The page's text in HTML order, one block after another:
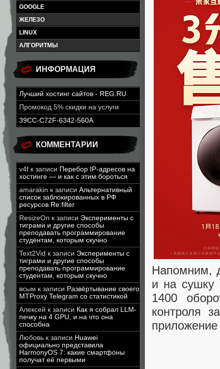
GOOGLE
ЖЕЛЕЗО
LINUX
АЛГОРИТМЫ
ИНФОРМАЦИЯ
Лучший хостинг сайтов - REG.RU
Промокод 5% скидки на услуги
39CC-C72F-6342-560A
КОММЕНТАРИИ
v4f к записи Перебор IP-адресов на
хостинге — и как с этим бороться
amarakin к записи Альтернативный
список заблокированных в РФ
ресурсов Re:filter
ResizeOn к записи Эксперименты с
тиграми и другие способы
преподавать программирование
студентам, которым скучно
Text2Vid к записи Эксперименты с
тиграми и другие способы
преподавать программирование
студентам, которым скучно
всым к записи Развёртывание своего
MTProxy Telegram со статистикой
Алексей к записи Как я собрал LLM-
печку на 4 GPU, и на что она
способна
Любовь к записи Huawei
официально представила
HarmonyOS 7: какие смартфоны
получат её первыми
Напомним,
и на сушку
1400
контроля